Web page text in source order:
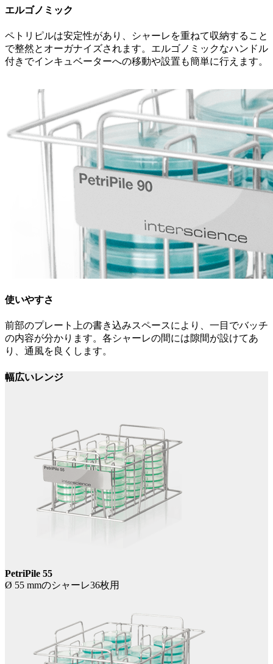
エルゴノミック
ペトリピルは安定性があり、シャーレを重ねて収納すること
で整然とオーガナイズされます。エルゴノミックなハンドル
付きでインキュベーターへの移動や設置も簡単に行えます。
使いやすさ
前部のプレート上の書き込みスペースにより、一目でバッチ
の内容が分かります。各シャーレの間には隙間が設けてあ
り、通風を良くします。
幅広いレンジ
PetriPile 55
Ø 55 mmのシャーレ36枚用